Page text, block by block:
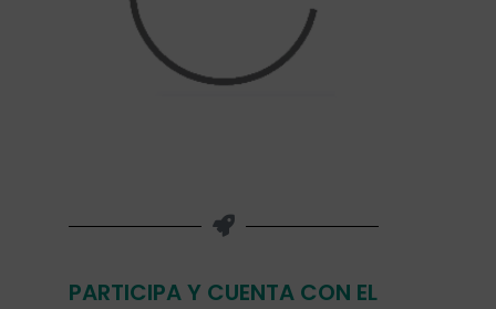
PARTICIPA Y CUENTA CON EL